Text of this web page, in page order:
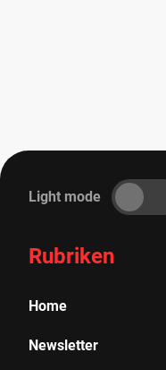
Light mode
Rubriken
Home
Newsletter